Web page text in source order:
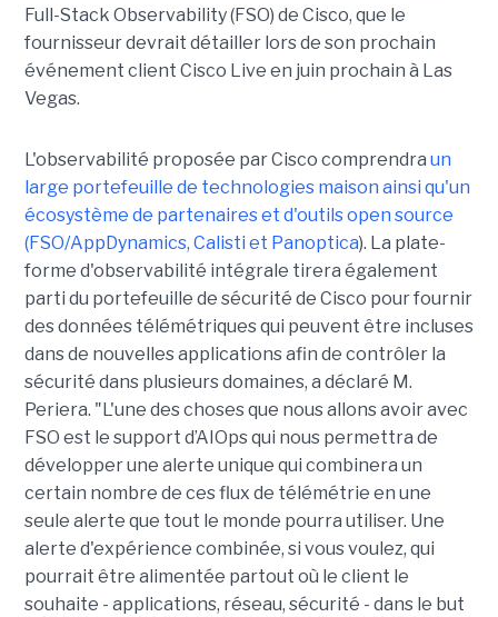
Full-Stack Observability (FSO) de Cisco, que le
fournisseur devrait détailler lors de son prochain
événement client Cisco Live en juin prochain à Las
Vegas.
L'observabilité proposée par Cisco comprendra un
large portefeuille de technologies maison ainsi qu'un
écosystème de partenaires et d'outils open source
(FSO/AppDynamics, Calisti et Panoptica). La plate-
forme d'observabilité intégrale tirera également
parti du portefeuille de sécurité de Cisco pour fournir
des données télémétriques qui peuvent être incluses
dans de nouvelles applications afin de contrôler la
sécurité dans plusieurs domaines, a déclaré M.
Periera. "L'une des choses que nous allons avoir avec
FSO est le support d’AIOps qui nous permettra de
développer une alerte unique qui combinera un
certain nombre de ces flux de télémétrie en une
seule alerte que tout le monde pourra utiliser. Une
alerte d'expérience combinée, si vous voulez, qui
pourrait être alimentée partout où le client le
souhaite - applications, réseau, sécurité - dans le but